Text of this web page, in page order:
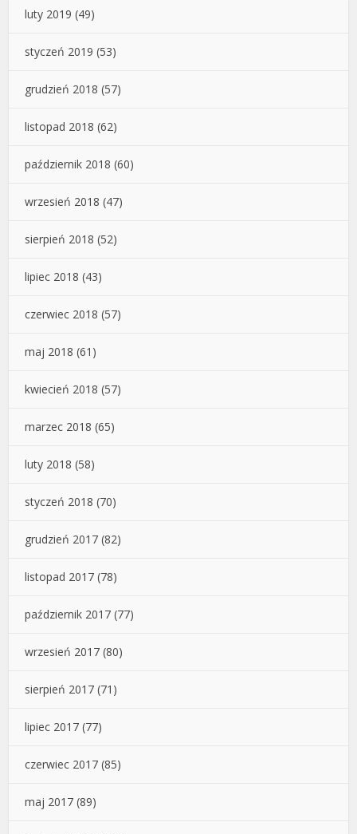
luty 2019 (49)
styczeń 2019 (53)
grudzień 2018 (57)
listopad 2018 (62)
październik 2018 (60)
wrzesień 2018 (47)
sierpień 2018 (52)
lipiec 2018 (43)
czerwiec 2018 (57)
maj 2018 (61)
kwiecień 2018 (57)
marzec 2018 (65)
luty 2018 (58)
styczeń 2018 (70)
grudzień 2017 (82)
listopad 2017 (78)
październik 2017 (77)
wrzesień 2017 (80)
sierpień 2017 (71)
lipiec 2017 (77)
czerwiec 2017 (85)
maj 2017 (89)